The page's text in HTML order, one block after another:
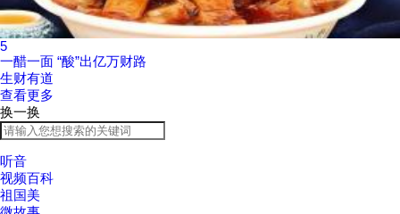
5
一醋一面 “酸”出亿万财路
生财有道
查看更多
换一换
听音
视频百科
祖国美